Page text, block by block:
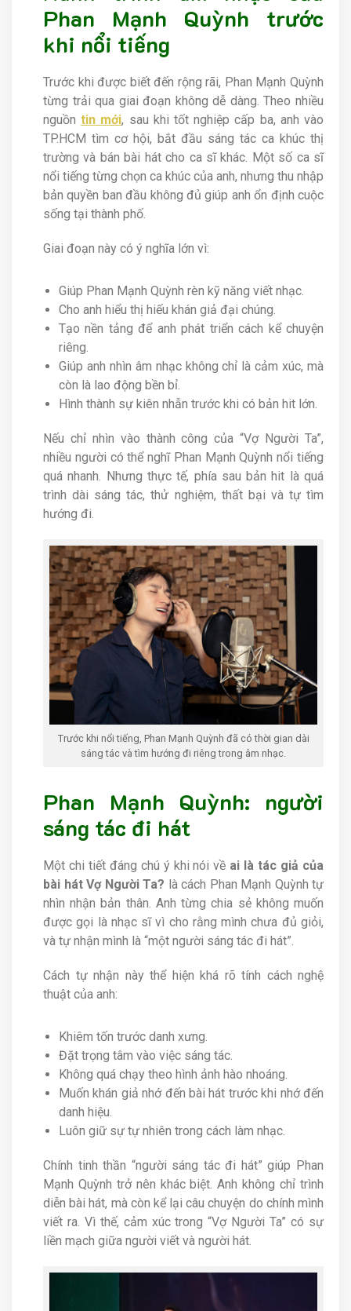
Phan Mạnh Quỳnh trước
khi nổi tiếng
Trước khi được biết đến rộng rãi, Phan Mạnh Quỳnh
từng trải qua giai đoạn không dễ dàng. Theo nhiều
nguồntin mới, sau khi tốt nghiệp cấp ba, anh vào
TP.HCM tìm cơ hội, bắt đầu sáng tác ca khúc thị
trường và bán bài hát cho ca sĩ khác. Một số ca sĩ
nổi tiếng từng chọn ca khúc của anh, nhưng thu nhập
bản quyền ban đầu không đủ giúp anh ổn định cuộc
sống tại thành phố.
Giai đoạn này có ý nghĩa lớn vì:
Giúp Phan Mạnh Quỳnh rèn kỹ năng viết nhạc.
Cho anh hiểu thị hiếu khán giả đại chúng.
Tạo nền tảng để anh phát triển cách kể chuyện
riêng.
Giúp anh nhìn âm nhạc không chỉ là cảm xúc, mà
còn là lao động bền bỉ.
Hình thành sự kiên nhẫn trước khi có bản hit lớn.
Nếu chỉ nhìn vào thành công của “Vợ Người Ta”,
nhiều người có thể nghĩ Phan Mạnh Quỳnh nổi tiếng
quá nhanh. Nhưng thực tế, phía sau bản hit là quá
trình dài sáng tác, thử nghiệm, thất bại và tự tìm
hướng đi.
Trước khi nổi tiếng, Phan Mạnh Quỳnh đã có thời gian dài
sáng tác và tìm hướng đi riêng trong âm nhạc.
Phan Mạnh Quỳnh: người
sáng tác đi hát
Một chi tiết đáng chú ý khi nói về ai là tác giả của
bài hát Vợ Người Ta? là cách Phan Mạnh Quỳnh tự
nhìn nhận bản thân. Anh từng chia sẻ không muốn
được gọi là nhạc sĩ vì cho rằng mình chưa đủ giỏi,
và tự nhận mình là “một người sáng tác đi hát”.
Cách tự nhận này thể hiện khá rõ tính cách nghệ
thuật của anh:
Khiêm tốn trước danh xưng.
Đặt trọng tâm vào việc sáng tác.
Không quá chạy theo hình ảnh hào nhoáng.
Muốn khán giả nhớ đến bài hát trước khi nhớ đến
danh hiệu.
Luôn giữ sự tự nhiên trong cách làm nhạc.
Chính tinh thần “người sáng tác đi hát” giúp Phan
Mạnh Quỳnh trở nên khác biệt. Anh không chỉ trình
diễn bài hát, mà còn kể lại câu chuyện do chính mình
viết ra. Vì thế, cảm xúc trong “Vợ Người Ta” có sự
liền mạch giữa người viết và người hát.